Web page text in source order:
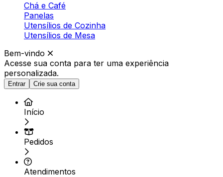
Chá e Café
Panelas
Utensílios de Cozinha
Utensílios de Mesa
Bem-vindo
Acesse sua conta para ter uma experiência
personalizada.
Entrar Crie sua conta
Início
Pedidos
Atendimentos